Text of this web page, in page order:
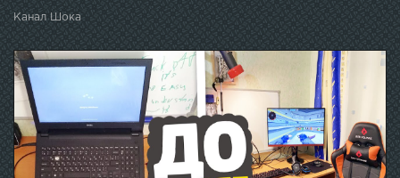
Канал Шока